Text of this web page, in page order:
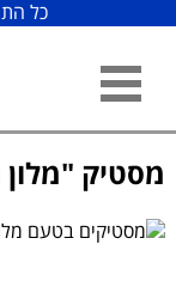
כל
מסטיק "מלון